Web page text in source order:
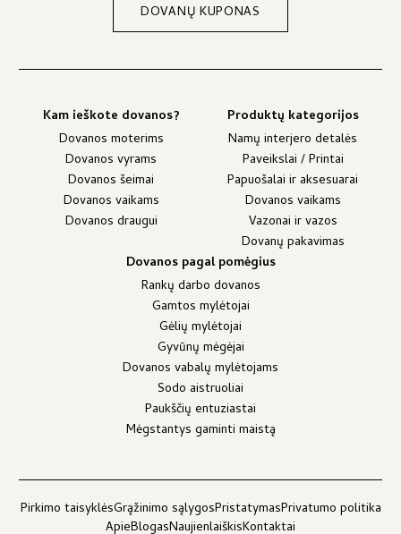
DOVANŲ KUPONAS
Kam ieškote dovanos?
Dovanos moterims
Dovanos vyrams
Dovanos šeimai
Dovanos vaikams
Dovanos draugui
Produktų kategorijos
Namų interjero detalės
Paveikslai / Printai
Papuošalai ir aksesuarai
Dovanos vaikams
Vazonai ir vazos
Dovanų pakavimas
Dovanos pagal pomėgius
Rankų darbo dovanos
Gamtos mylėtojai
Gėlių mylėtojai
Gyvūnų mėgėjai
Dovanos vabalų mylėtojams
Sodo aistruoliai
Paukščių entuziastai
Mėgstantys gaminti maistą
Pirkimo taisyklėsGrąžinimo sąlygosPristatymasPrivatumo politika
ApieBlogasNaujienlaiškisKontaktai